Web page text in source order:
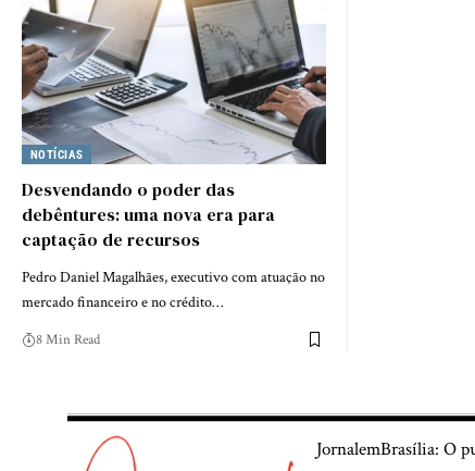
NOTÍCIAS
Desvendando o poder das
debêntures: uma nova era para
captação de recursos
Pedro Daniel Magalhães, executivo com atuação no
mercado financeiro e no crédito…
8 Min Read
JornalemBrasília: O